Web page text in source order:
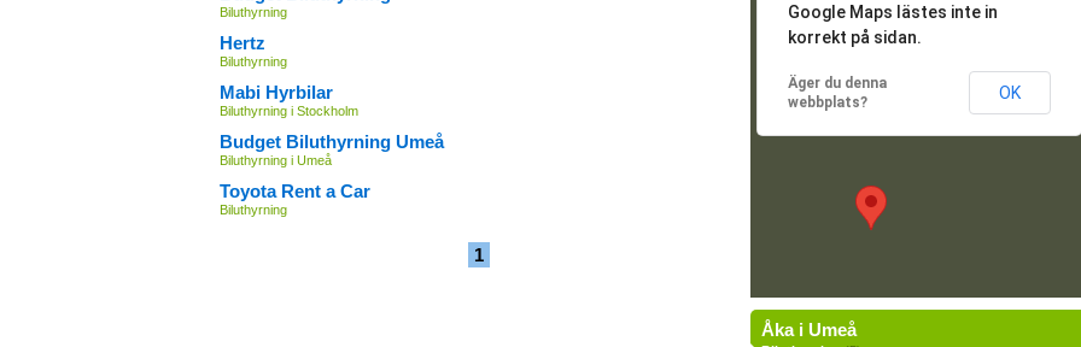
Biluthyrning
Hertz
Biluthyrning
Mabi Hyrbilar
Biluthyrning i Stockholm
Budget Biluthyrning Umeå
Biluthyrning i Umeå
Toyota Rent a Car
Biluthyrning
1
Google Maps lästes inte in
korrekt på sidan.
Äger du denna
webbplats?
OK
Åka i Umeå